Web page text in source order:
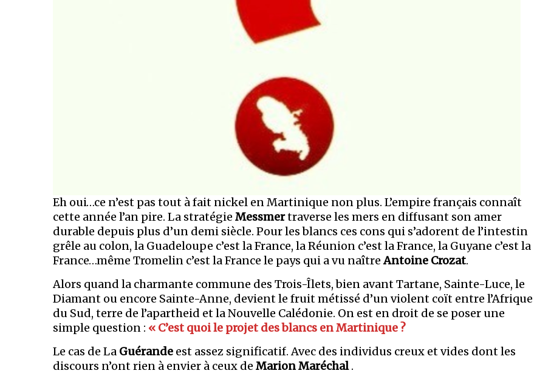
Eh oui…ce n’est pas tout à fait nickel en Martinique non plus. L’empire français connaît
cette année l’an pire. La stratégie Messmertraverse les mers en diffusant son amer
durable depuis plus d’un demi siècle. Pour les blancs ces cons qui s’adorent de l’intestin
grêle au colon, la Guadeloupe c’est la France, la Réunion c’est la France, la Guyane c’est la
France…même Tromelin c’est la France le pays qui a vu naîtreAntoine Crozat.
Alors quand la charmante commune des Trois-Îlets, bien avant Tartane, Sainte-Luce, le
Diamant ou encore Sainte-Anne, devient le fruit métissé d’un violent coït entre l’Afrique
du Sud, terre de l’apartheid et la Nouvelle Calédonie. On est en droit de se poser une
simple question : « C’est quoi le projet des blancs en Martinique ?
Le cas de La Guérande est assez significatif. Avec des individus creux et vides dont les
discours n’ont rien à envier à ceux de Marion Maréchal.